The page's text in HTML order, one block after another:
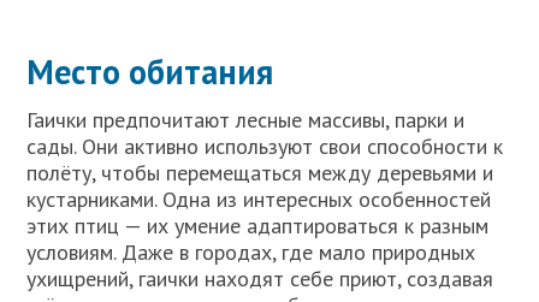
Место обитания
Гаички предпочитают лесные массивы, парки и
сады. Они активно используют свои способности к
полёту, чтобы перемещаться между деревьями и
кустарниками. Одна из интересных особенностей
этих птиц — их умение адаптироваться к разным
условиям. Даже в городах, где мало природных
ухищрений, гаички находят себе приют, создавая